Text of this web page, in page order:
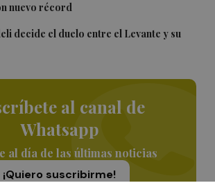
nuevo récord
decide el duelo entre el Levante y su
al canal de
Whatsapp
al día de las últimas noticias
¡Quiero suscribirme!